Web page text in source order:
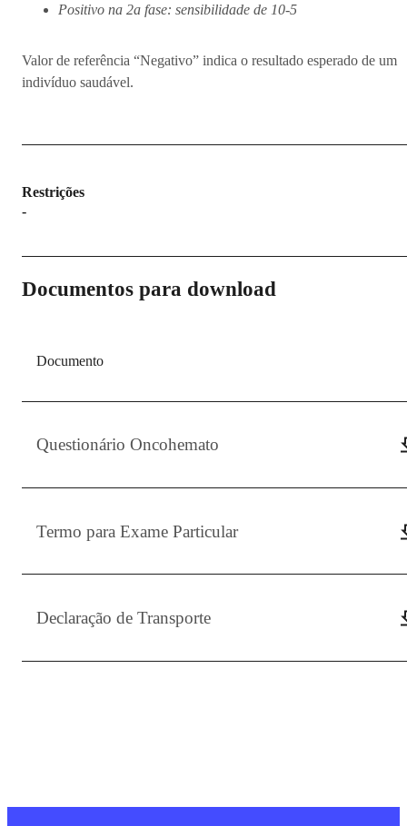
Positivo na 2a fase: sensibilidade de 10-5
Valor de referência “Negativo” indica o resultado esperado de um
indivíduo saudável.
Restrições
-
Documentos para download
Documento
Questionário Oncohemato
Termo para Exame Particular
Declaração de Transporte